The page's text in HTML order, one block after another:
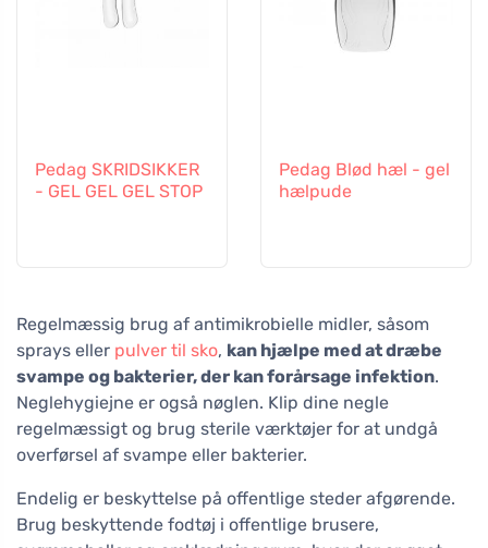
Pedag SKRIDSIKKER
- GEL GEL GEL STOP
Pedag Blød hæl - gel
hælpude
Regelmæssig brug af antimikrobielle midler, såsom
sprays eller pulver til sko, kan hjælpe med at dræbe
svampe og bakterier, der kan forårsage infektion.
Neglehygiejne er også nøglen. Klip dine negle
regelmæssigt og brug sterile værktøjer for at undgå
overførsel af svampe eller bakterier.
Endelig er beskyttelse på offentlige steder afgørende.
Brug beskyttende fodtøj i offentlige brusere,